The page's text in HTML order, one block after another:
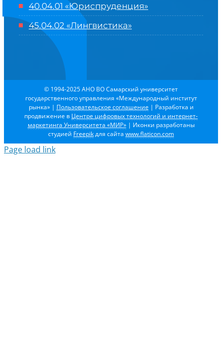
40.04.01 «Юриспруденция»
45.04.02 «Лингвистика»
© 1994-2025 АНО ВО Самарский университет
государственного управления «Международный институт
рынка» | Пользовательское соглашение | Разработка и
продвижение в Центре цифровых технологий и интернет-
маркетинга Университета «МИР»| Иконки разработаны
студией Freepikдля сайта www.flaticon.com
Page load link